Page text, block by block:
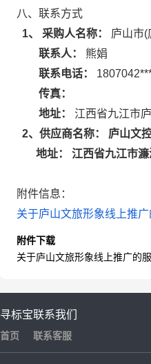
八、联系方式
1、 采购人名称：
庐山市(
联系人：
熊娟
联系电话：
传真：
地址：
江西省九江市
2、供应商名称： 庐山文
地址： 江西省九江市
附件信息：
关于庐山文旅形象线上推
附件下载
关于庐山文旅形象线上推广的
寻标宝
首页
联系我们
联系客服